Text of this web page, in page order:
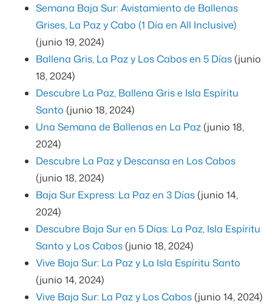
Semana Baja Sur: Avistamiento de Ballenas
Grises, La Paz y Cabo (1 Día en All Inclusive)
(junio 19, 2024)
Ballena Gris, La Paz y Los Cabos en 5 Días (junio
18, 2024)
Descubre La Paz, Ballena Gris e Isla Espíritu
Santo (junio 18, 2024)
Una Semana de Ballenas en La Paz (junio 18,
2024)
Descubre La Paz y Descansa en Los Cabos
(junio 18, 2024)
Baja Sur Express: La Paz en 3 Días (junio 14,
2024)
Descubre Baja Sur en 5 Días: La Paz, Isla Espíritu
Santo y Los Cabos (junio 18, 2024)
Vive Baja Sur: La Paz y La Isla Espíritu Santo
(junio 14, 2024)
Vive Baja Sur: La Paz y Los Cabos (junio 14, 2024)